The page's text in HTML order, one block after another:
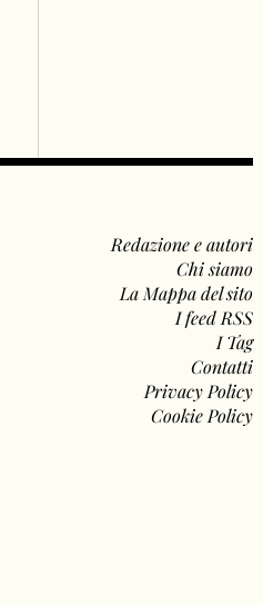
Redazione e autori
Chi siamo
La Mappa del sito
I feed RSS
I Tag
Contatti
Privacy Policy
Cookie Policy